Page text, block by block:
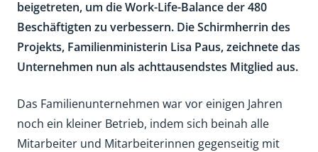
beigetreten, um die Work-Life-Balance der 480
Beschäftigten zu verbessern. Die Schirmherrin des
Projekts, Familienministerin Lisa Paus, zeichnete das
Unternehmen nun als achttausendstes Mitglied aus.
Das Familienunternehmen war vor einigen Jahren
noch ein kleiner Betrieb, indem sich beinah alle
Mitarbeiter und Mitarbeiterinnen gegenseitig mit